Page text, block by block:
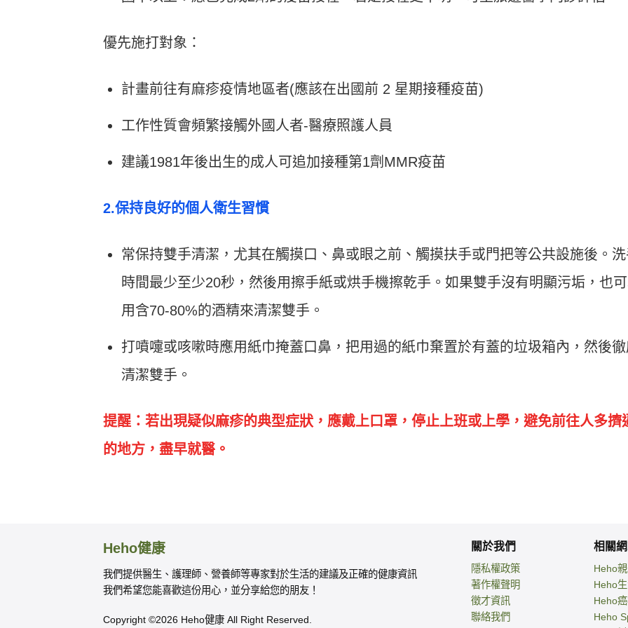
優先施打對象：
計畫前往有麻疹疫情地區者(應該在出國前 2 星期接種疫苗)
工作性質會頻繁接觸外國人者-醫療照護人員
建議1981年後出生的成人可追加接種第1劑MMR疫苗
2.保持良好的個人衛生習慣
常保持雙手清潔，尤其在觸摸口、鼻或眼之前、觸摸扶手或門把等公共設施後。
時間最少至少20秒，然後用擦手紙或烘手機擦乾手。如果雙手沒有明顯污垢，也
用含70-80%的酒精來清潔雙手。
打噴嚏或咳嗽時應用紙巾掩蓋口鼻，把用過的紙巾棄置於有蓋的垃圾箱內，然後
清潔雙手。
提醒：若出現疑似麻疹的典型症狀，應戴上口罩，停止上班或上學，避免前往人多擠
的地方，盡早就醫。
Heho健康
我們提供醫生、護理師、營養師等專家對於生活的建議及正確的健康資訊
我們希望您能喜歡這份用心，並分享給您的朋友！
Copyright ©2026 Heho健康 All Right Reserved.
關於我們
隱私權政策
著作權聲明
徵才資訊
聯絡我們
相關
Heho
Heho
Heho
Heho